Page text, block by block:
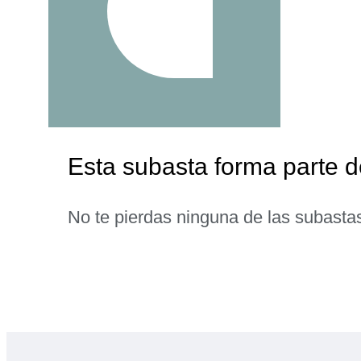
Esta subasta forma parte
No te pierdas ninguna de las